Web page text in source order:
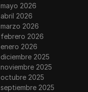
mayo 2026
abril 2026
marzo 2026
febrero 2026
enero 2026
diciembre 2025
noviembre 2025
octubre 2025
septiembre 2025